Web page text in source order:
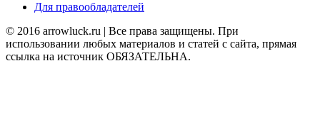
Для правообладателей
© 2016 arrowluck.ru | Все права защищены. При
использовании любых материалов и статей с сайта, прямая
ссылка на источник ОБЯЗАТЕЛЬНА.